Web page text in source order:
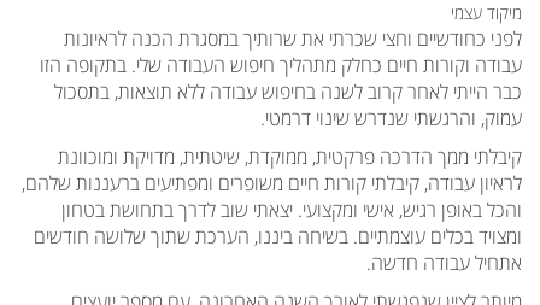
מיקוד עצמי
לפני כחודשיים וחצי שכרתי את שרותיך במסגרת הכנה לראיונות
עבודה וקורות חיים כחלק מתהליך חיפוש העבודה שלי. בתקופה הזו
כבר הייתי לאחר קרוב לשנה בחיפוש עבודה ללא תוצאות, בתסכול
עמוק, והרגשתי שנדרש שינוי דרמטי.
קיבלתי ממך הדרכה פרקטית, ממוקדת, שיטתית, מדויקת ומוכוונת
לראיון עבודה, קיבלתי קורות חיים משופרים ומפתיעים ברעננות שלהם,
והכל באופן רגיש, אישי ומקצועי. יצאתי שוב לדרך בתחושת בטחון
ומצויד בכלים עוצמתיים. בשיחה ביננו, הערכת שתוך שלושה חודשים
אתחיל עבודה חדשה.